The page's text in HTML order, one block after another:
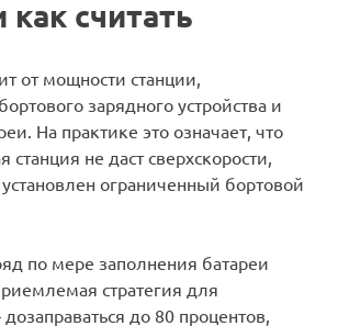
как считать
от мощности станции,
зарядного устройства и
На практике это означает, что
не даст сверхскорости,
ограниченный бортовой
по мере заполнения батареи
стратегия для
до 80 процентов,